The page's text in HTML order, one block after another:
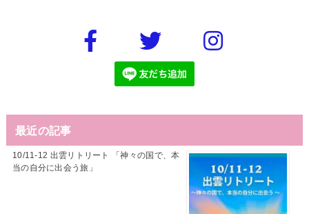
最近の記事
10/11-12 出雲リトリート 「神々の国で、本
当の自分に出会う旅」